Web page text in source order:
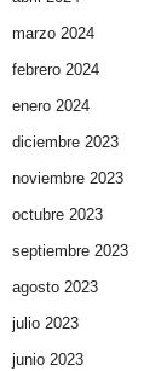
marzo 2024
febrero 2024
enero 2024
diciembre 2023
noviembre 2023
octubre 2023
septiembre 2023
agosto 2023
julio 2023
junio 2023